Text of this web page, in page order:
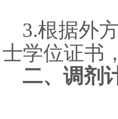
3.根据外
士学位证书
二、调剂